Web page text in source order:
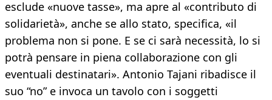
esclude «nuove tasse», ma apre al «contributo di
solidarietà», anche se allo stato, specifica, «il
problema non si pone. E se ci sarà necessità, lo si
potrà pensare in piena collaborazione con gli
eventuali destinatari». Antonio Tajani ribadisce il
suo “no” e invoca un tavolo con i soggetti